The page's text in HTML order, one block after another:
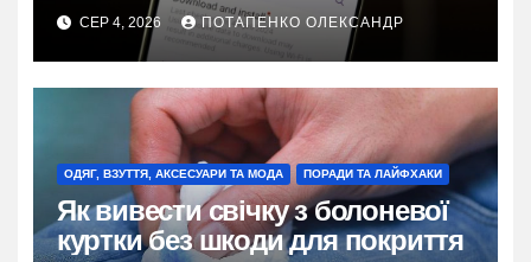
СЕР 4, 2026 ПОТАПЕНКО ОЛЕКСАНДР
ОДЯГ, ВЗУТТЯ, АКСЕСУАРИ ТА МОДА ПОРАДИ ТА ЛАЙФХАКИ
Як вивести свічку з болоневої
куртки без шкоди для покриття